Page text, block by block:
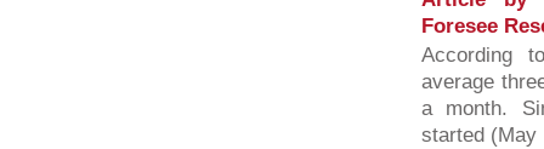
Foresee
According
average
a month.
started (May